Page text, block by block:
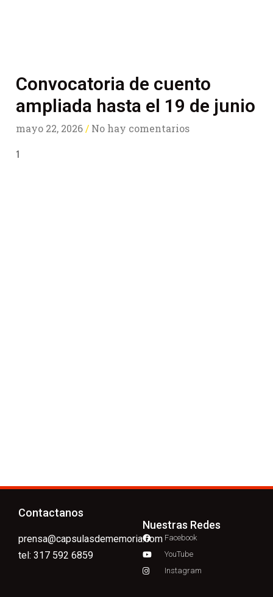
Convocatoria de cuento
ampliada hasta el 19 de junio
mayo 22, 2026 No hay comentarios
Contactanos
prensa@capsulasdememoria.com
tel: 317 592 6859
Nuestras Redes
Facebook
YouTube
Instagram